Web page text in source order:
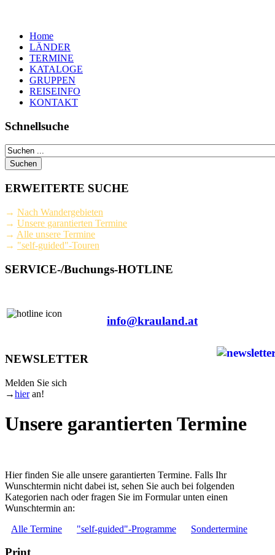
Home
LÄNDER
TERMINE
KATALOGE
GRUPPEN
REISEINFO
KONTAKT
Schnellsuche
ERWEITERTE SUCHE
→ Nach Wandergebieten
→ Unsere garantierten Termine
→ Alle unsere Termine
→ "self-guided"-Touren
SERVICE-/Buchungs-HOTLINE
info@krauland.at
NEWSLETTER
Melden Sie sich
→hieran!
Unsere garantierten Termine
Hier finden Sie alle unsere garantierten Termine. Falls Ihr
Wunschtermin nicht dabei ist, sehen Sie auch bei folgenden
Kategorien nach oder fragen Sie im Formular unten einen
Wunschtermin an:
Alle Termine
"self-guided"-Programme Sondertermine